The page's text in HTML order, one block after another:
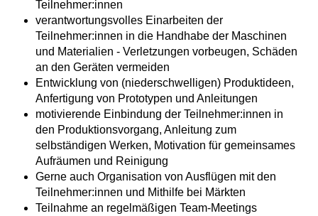
Teilnehmer:innen
verantwortungsvolles Einarbeiten der
Teilnehmer:innen in die Handhabe der Maschinen
und Materialien - Verletzungen vorbeugen, Schäden
an den Geräten vermeiden
Entwicklung von (niederschwelligen) Produktideen,
Anfertigung von Prototypen und Anleitungen
motivierende Einbindung der Teilnehmer:innen in
den Produktionsvorgang, Anleitung zum
selbständigen Werken, Motivation für gemeinsames
Aufräumen und Reinigung
Gerne auch Organisation von Ausflügen mit den
Teilnehmer:innen und Mithilfe bei Märkten
Teilnahme an regelmäßigen Team-Meetings